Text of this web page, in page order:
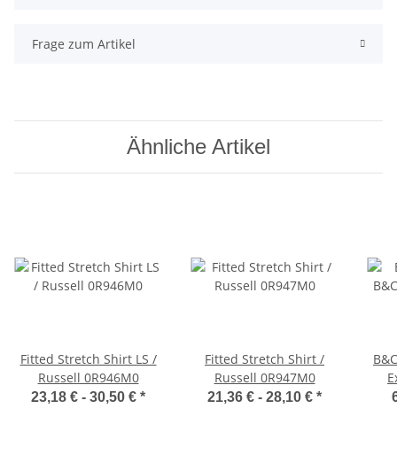
Frage zum Artikel
Ähnliche Artikel
Fitted Stretch Shirt LS /
Russell 0R946M0
23,18 € - 30,50 € *
Fitted Stretch Shirt /
Russell 0R947M0
21,36 € - 28,10 € *